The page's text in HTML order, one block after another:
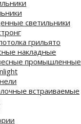
светильники
грильято
накладные
промышленные
встраиваемые